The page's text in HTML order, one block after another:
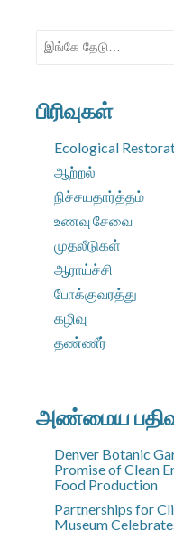
தேட:
பிரிவுகள்
Ecological
ஆற்றல்
நிச்சயதார்த்தம்
உணவு சேவை
முதலீடுகள்
ஆராய்ச்சி
போக்குவரத்து
கழிவு
தண்ணீர்
அண்மைய
Denver Botanic
Promise of Clean
Food Production
Partnerships for
Museum